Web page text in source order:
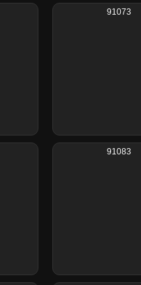
91073
91083